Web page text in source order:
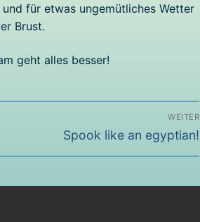
für etwas ungemütliches Wetter
Brust.
geht alles besser!
WEITER
Nächster
Spook like an egyptian!